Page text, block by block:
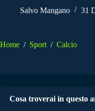
Salvo Mangano 31
Home / Sport / Calcio
Cosa troverai in questo